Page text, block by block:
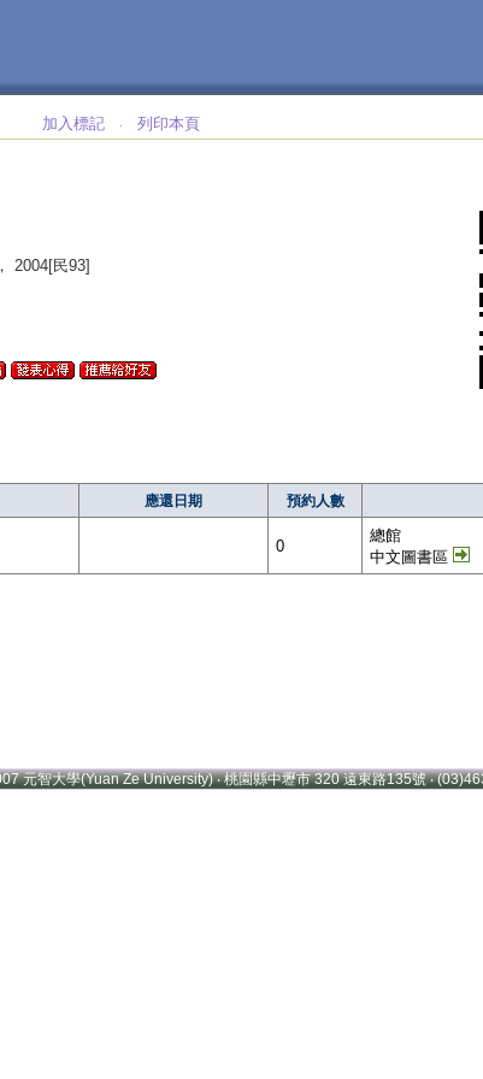
加入標記 ‧
列印本頁
， 2004[民93]
應還日期 預約人數
0
總館
中文圖書區
元智大學(Yuan Ze University) ‧ 桃園縣中壢市 320 遠東路135號 ‧